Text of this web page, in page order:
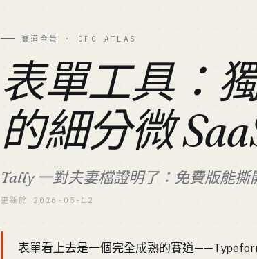
賽道全景 · OPC ATLAS
表單工具：
的細分微
Tally 一對夫妻檔證明了：免費版能撕
更新於 2026-05-12
表單看上去是一個完全成熟的賽道